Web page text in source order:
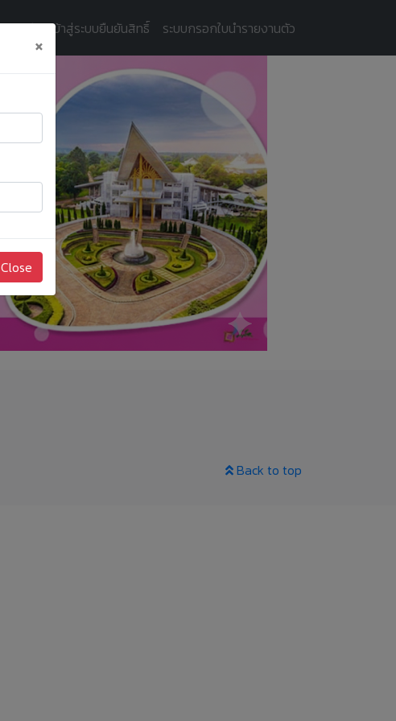
ผู้สมัครเข้าสู่ระบบยืนยันสิทธิ์ ระบบกรอกใบนำรายงานตัว
×
Close
Back to top